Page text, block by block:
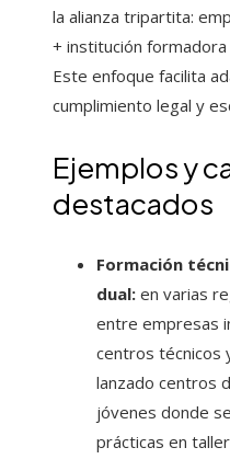
la alianza tripartita:
+ institución formadora
Este enfoque facilita
cumplimiento legal y
Ejemplos y
destacados
Formación
dual: en varias
entre empresas
centros técnicos
lanzado centros
jóvenes donde
prácticas en